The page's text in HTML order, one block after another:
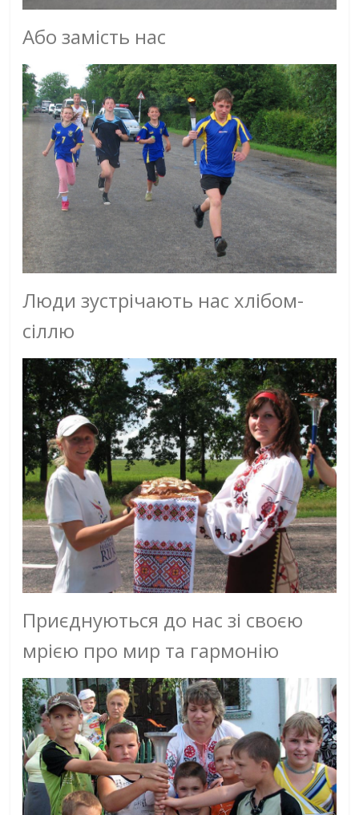
Або замість нас
Люди зустрічають нас хлібом-
сіллю
Приєднуються до нас зі своєю
мрією про мир та гармонію